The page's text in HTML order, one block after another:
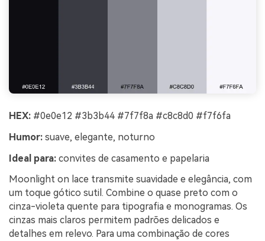
HEX: #0e0e12 #3b3b44 #7f7f8a #c8c8d0 #f7f6fa
Humor: suave, elegante, noturno
Ideal para: convites de casamento e papelaria
Moonlight on lace transmite suavidade e elegância, com
um toque gótico sutil. Combine o quase preto com o
cinza-violeta quente para tipografia e monogramas. Os
cinzas mais claros permitem padrões delicados e
detalhes em relevo. Para uma combinação de cores